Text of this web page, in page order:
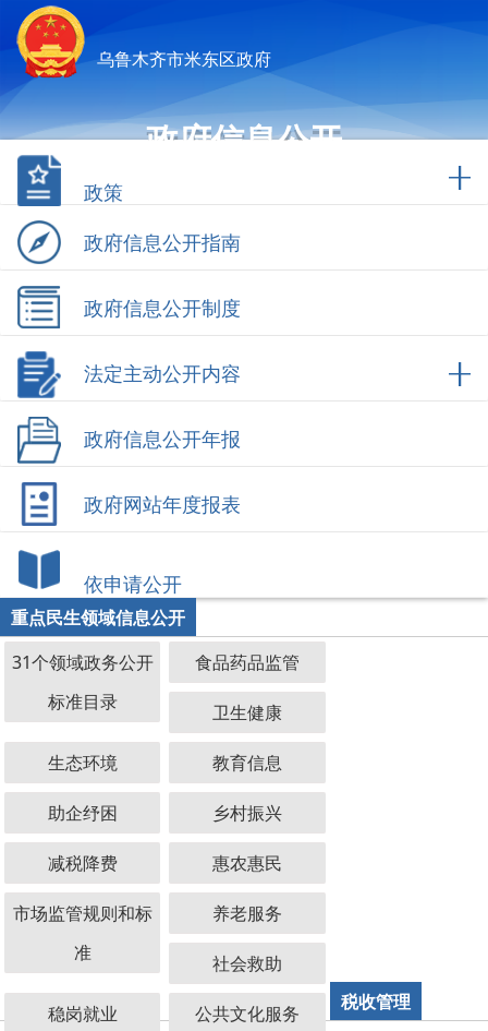
乌鲁木齐市米东区政府
政府信息公开
政策
政府信息公开指南
政府信息公开制度
法定主动公开内容
政府信息公开年报
政府网站年度报表
依申请公开
重点民生领域信息公开
31个领域政务公开
标准目录
食品药品监管
卫生健康
生态环境 教育信息
助企纾困 乡村振兴
减税降费 惠农惠民
市场监管规则和标
准
养老服务
社会救助
稳岗就业 公共文化服务
税收管理